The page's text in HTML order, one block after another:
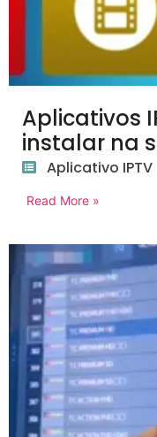
Aplicativos
instalar na
Aplicativo IPTV
Read More »